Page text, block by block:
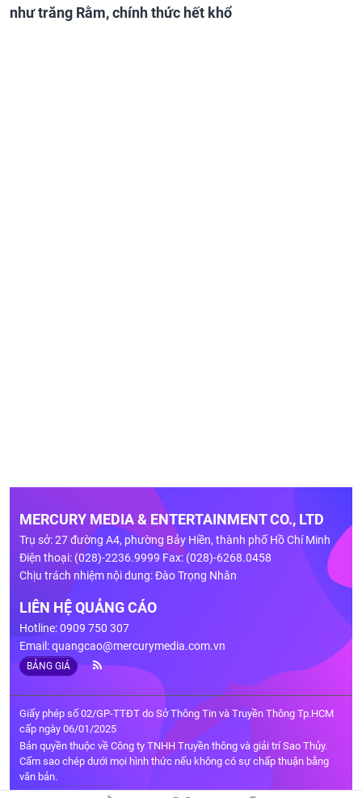
như trăng Rằm, chính thức hết khổ
MERCURY MEDIA & ENTERTAINMENT CO., LTD
Trụ sở: 27 đường A4, phường Bảy Hiền, thành phố Hồ Chí Minh
Điện thoại: (028)-2236.9999 Fax: (028)-6268.0458
Chịu trách nhiệm nội dung: Đào Trọng Nhân
LIÊN HỆ QUẢNG CÁO
Hotline: 0909 750 307
Email:quangcao@mercurymedia.com.vn
BẢNG GIÁ
Giấy phép số 02/GP-TTĐT do Sở Thông Tin và Truyền Thông Tp.HCM
cấp ngày 06/01/2025
Bản quyền thuộc về Công ty TNHH Truyền thông và giải trí Sao Thủy.
Cấm sao chép dưới mọi hình thức nếu không có sự chấp thuận bằng
văn bản.